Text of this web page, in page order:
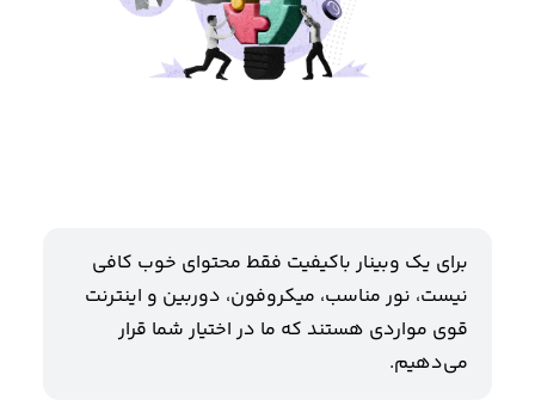
برای یک وبینار باکیفیت فقط محتوای خوب کافی
نیست، نور مناسب، میکروفون، دوربین و اینترنت
قوی مواردی هستند که ما در اختیار شما قرار
می‌دهیم.